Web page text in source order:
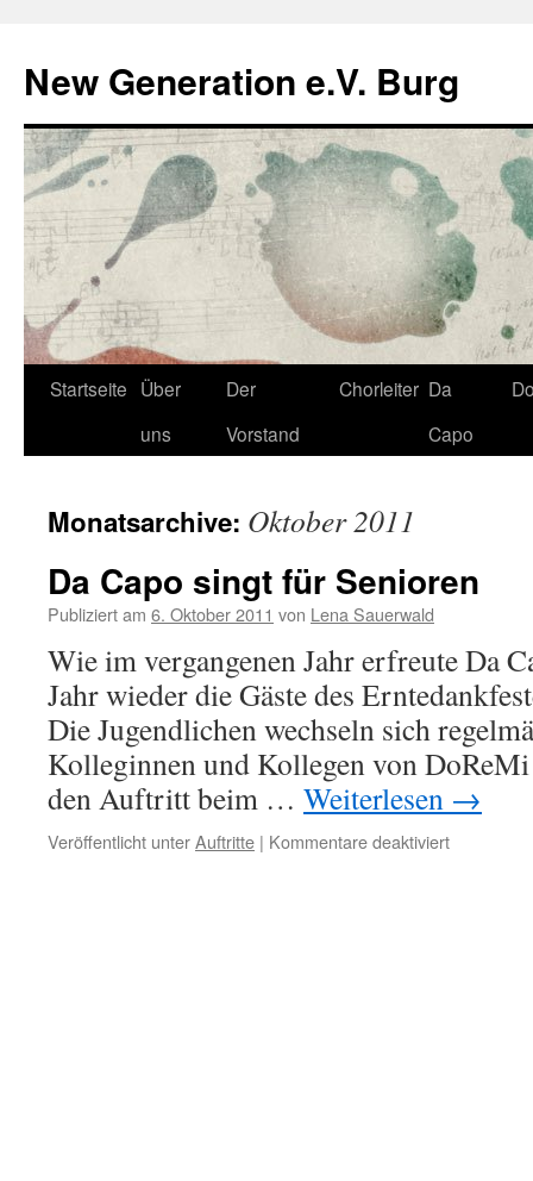
springen
New Generation e.V. Burg
Startseite Über
uns
Der
Vorstand
Chorleiter Da
Capo
Monatsarchive: Oktober 2011
Da Capo singt für Senioren
Publiziert am 6. Oktober 2011 von Lena Sauerwald
Wie im vergangenen Jahr erfreute Da
Jahr wieder die Gäste des
Die Jugendlichen wechseln sich
Kolleginnen und Kollegen von
den Auftritt beim … Weiterlesen →
Veröffentlicht unterAuftritte | Kommentare deaktiviertfür